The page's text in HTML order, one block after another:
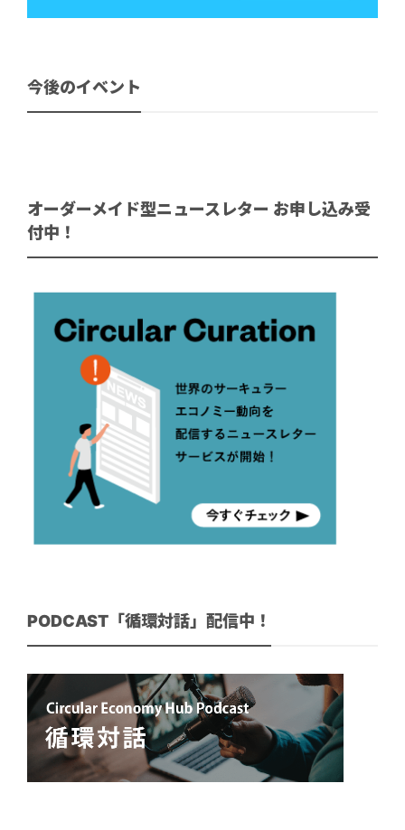
今後のイベント
オーダーメイド型ニュースレター お申し込み受
付中！
PODCAST「循環対話」配信中！